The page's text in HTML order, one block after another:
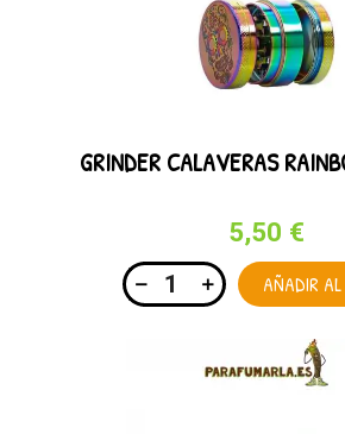
GRINDER CALAVERAS
5,50 €
AÑADIR